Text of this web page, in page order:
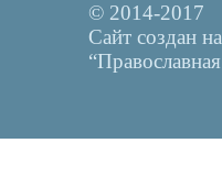
© 2014-2017
Сайт создан